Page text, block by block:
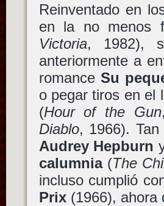
Reinventado en
en la no menos
Victoria, 1982),
anteriormente a
romance Su
o pegar tiros en el
(Hour of the Gun
Diablo, 1966).
Audrey Hepburn
calumnia(The
incluso cumplió
Prix(1966), ahora